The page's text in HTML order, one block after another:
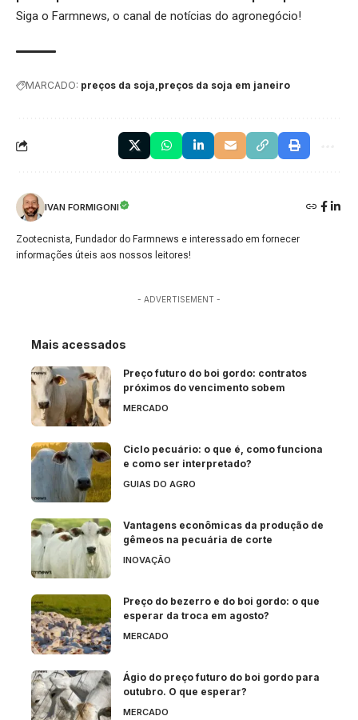
Siga o Farmnews, o canal de notícias do agronegócio!
MARCADO: preços da soja preços da soja em janeiro
IVAN FORMIGONI
Zootecnista, Fundador do Farmnews e interessado em fornecer
informações úteis aos nossos leitores!
- ADVERTISEMENT -
Mais acessados
Preço futuro do boi gordo: contratos
próximos do vencimento sobem
MERCADO
Ciclo pecuário: o que é, como funciona
e como ser interpretado?
GUIAS DO AGRO
Vantagens econômicas da produção de
gêmeos na pecuária de corte
INOVAÇÃO
Preço do bezerro e do boi gordo: o que
esperar da troca em agosto?
MERCADO
Ágio do preço futuro do boi gordo para
outubro. O que esperar?
MERCADO